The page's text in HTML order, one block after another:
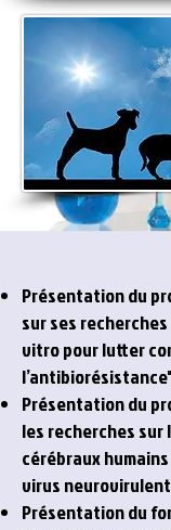
Présentation du
sur ses
vitro pour lutter
Présentation du
les recherches sur
cérébraux
virus
Présentation du